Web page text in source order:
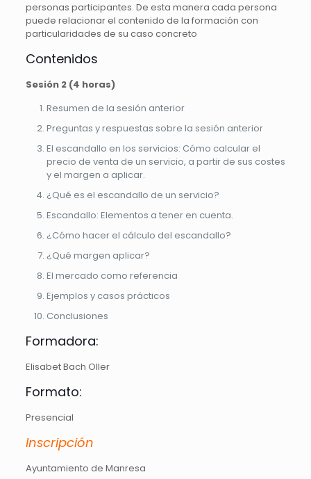
personas participantes. De esta manera cada persona
puede relacionar el contenido de la formación con
particularidades de su caso concreto
Contenidos
Sesión 2 (4 horas)
Resumen de la sesión anterior
Preguntas y respuestas sobre la sesión anterior
El escandallo en los servicios: Cómo calcular el
precio de venta de un servicio, a partir de sus costes
y el margen a aplicar.
¿Qué es el escandallo de un servicio?
Escandallo: Elementos a tener en cuenta.
¿Cómo hacer el cálculo del escandallo?
¿Qué margen aplicar?
El mercado como referencia
Ejemplos y casos prácticos
Conclusiones
Formadora:
Elisabet Bach Oller
Formato:
Presencial
Inscripción
Ayuntamiento de Manresa